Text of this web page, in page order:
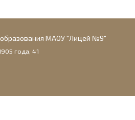
МАОУ "Лицей №9"
года, 41